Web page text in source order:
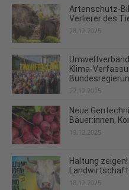
Artenschutz-
Verlierer des
28.12.2025
Klima-
22.12.2025
Neue
Bäuer:innen,
19.12.2025
Haltung
18.12.2025